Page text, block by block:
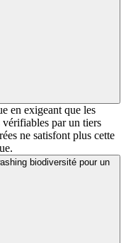
en exigeant que les
vérifiables par un tiers
ne satisfont plus cette
biodiversité pour un